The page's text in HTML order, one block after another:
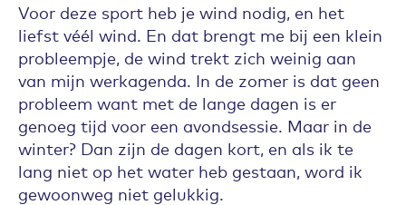
Voor deze sport heb je wind nodig, en het
liefst véél wind. En dat brengt me bij een klein
probleempje, de wind trekt zich weinig aan
van mijn werkagenda. In de zomer is dat geen
probleem want met de lange dagen is er
genoeg tijd voor een avondsessie. Maar in de
winter? Dan zijn de dagen kort, en als ik te
lang niet op het water heb gestaan, word ik
gewoonweg niet gelukkig.